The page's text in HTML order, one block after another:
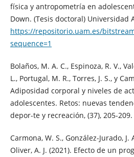
física y antropometría en
Down. (Tesis doctoral) Universidad
https://repositorio.uam.es/
sequence=1
Bolaños, M. A. C., Espinoza, R. V.,
L., Portugal, M. R., Torres, J. S., y
Adiposidad corporal y niveles de
adolescentes. Retos: nuevas
depor-te y recreación, (37), 205-209.
Carmona, W. S., González-Jurado, J.
Oliver, A. J. (2021). Efecto de un